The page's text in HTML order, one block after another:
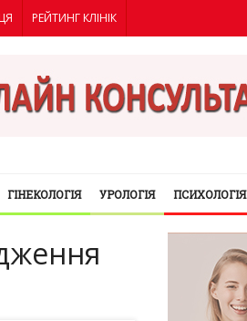
РЕЙТИНГ КЛІНІК
ГІНЕКОЛОГІЯ УРОЛОГІЯ ПСИХОЛОГІЯ